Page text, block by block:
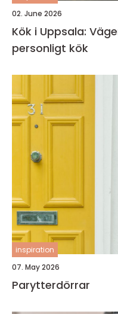
02. June 2026
Kök i Uppsala:
personligt kök
inspiration
07. May 2026
Parytterdörrar